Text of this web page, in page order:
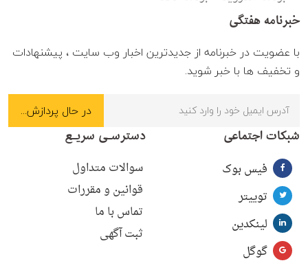
خبرنامه هفتگی
با عضویت در خبرنامه از جدیدترین اخبار وب سایت ، پیشنهادات
و تخفیف ها با خبر شوید.
شبکات اجتماعی
فیس بوک
توییتر
لینکدین
گوگل
دسترسـی سریـع
سوالات متداول
قوانین و مقررات
تماس با ما
ثبت آگهی